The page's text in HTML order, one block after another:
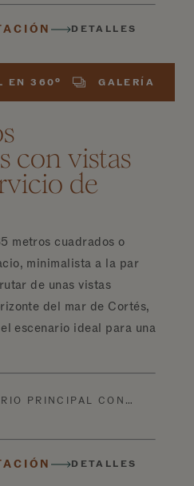
DETALLES
EN 360º GALERÍA
con vistas
de
metros cuadrados o
minimalista a la par
de unas vistas
del mar de Cortés,
escenario ideal para una
PRINCIPAL CON…
DETALLES